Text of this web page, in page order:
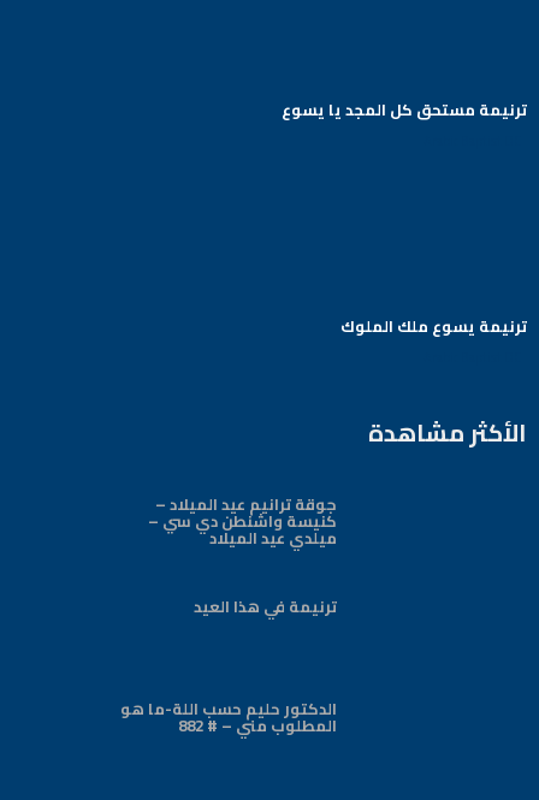
ترنيمة مستحق كل المجد يا يسوع
ترنيمة يسوع ملك الملوك
الأكثر مشاهدة
جوقة ترانيم عيد الميلاد –
كنيسة واشنطن دي سي –
ميلدي عيد الميلاد
ترنيمة في هذا العيد
الدكتور حليم حسب اللة-ما هو
المطلوب مني – # 882